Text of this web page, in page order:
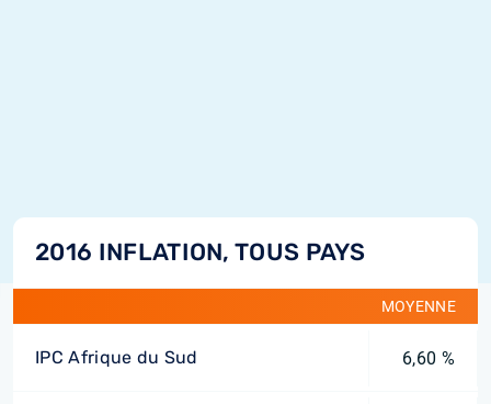
2016 INFLATION, TOUS PAYS
MOYENNE
IPC Afrique du Sud 6,60 %